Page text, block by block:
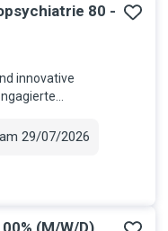
80 -
innovative
29/07/2026
(M/W/D)